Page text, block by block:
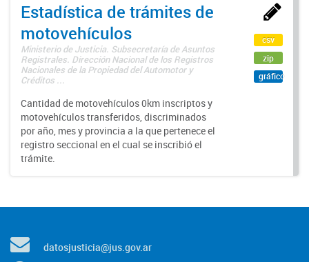
Estadística de trámites de
motovehículos
Ministerio de Justicia. Subsecretaría de Asuntos
Registrales. Dirección Nacional de los Registros
Nacionales de la Propiedad del Automotor y
Créditos ...
Cantidad de motovehículos 0km inscriptos y
motovehículos transferidos, discriminados
por año, mes y provincia a la que pertenece el
registro seccional en el cual se inscribió el
trámite.
csv
zip
gráfico
datosjusticia@jus.gov.ar